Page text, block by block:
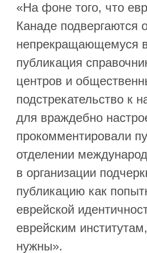
«На фоне того, что
Канаде подвергаются
непрекращающемуся
публикация
центров и
подстрекательство к
для враждебно
прокомментировали
отделении
в организации
публикацию как
еврейской
еврейским
нужны».